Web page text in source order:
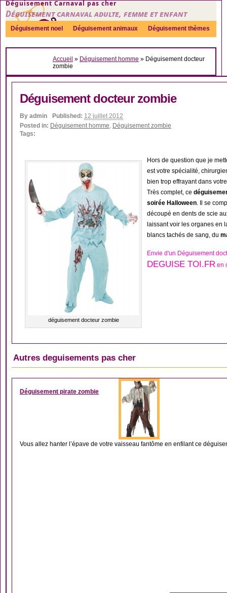
Déguisement Carnaval pas cher
Déguisement carnaval adulte, femme et enfant
Déguisement noel Déguisement animaux Déguisement thèmes
Sexy Déguisement couple Déguisements par genre Idées
Accueil » Déguisement homme » Déguisement docteur
zombie
Déguisement docteur zombie
By admin Published: 12 juillet 2012
Posted in: Déguisement homme, Déguisement zombie
Tags:
déguisement docteur zombie
Hors de question que je
est votre spécialité,
bien trop effrayant dans
Très complet, ce
soirée Halloween. Il se
découpé en dents de scie
laissant voir les organes en
blancs tachés de sang, du
Envie d'un Déguisement
DEGUISE TOI.FR en
Autres deguisements pas cher
DÉGUISEMENT
Déguisement pirate zombie
Vous allez hanter l’épave de votre vaisseau fantôme en enfilant ce